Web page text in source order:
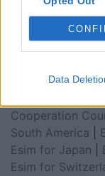
Data
for Turkey|
Esim
for China| Esim
Cooperation
South America
Esim for Japan
Esim for